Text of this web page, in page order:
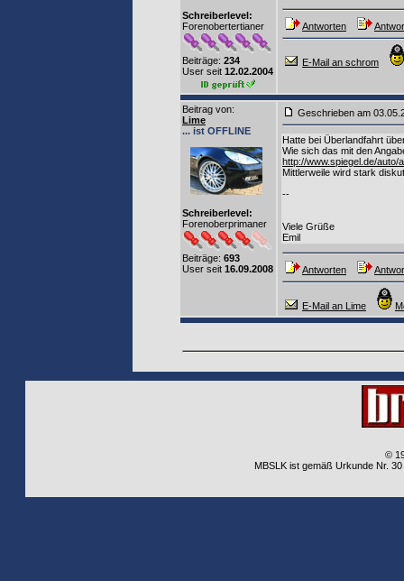
Schreiberlevel:
Forenobertertianer
Beiträge: 234
User seit 12.02.2004
Antworten
E-Mail an schrom
Beitrag von:
Lime
... ist OFFLINE
Schreiberlevel:
Forenoberprimaner
Beiträge: 693
User seit 16.09.2008
Geschrieben am
Hatte bei Überlandfahrt
Wie sich das mit den
http://www.spiegel.de/auto/
Mittlerweile wird stark
--
Viele Grüße
Emil
Antworten
E-Mail an Lime
©
MBSLK ist gemäß Urkunde Nr.